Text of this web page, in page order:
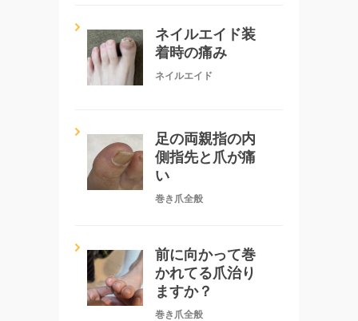
ネイルエイド装
着時の痛み
ネイルエイド
足の両親指の内
側指先と爪が痛
い
巻き爪全般
前に向かって巻
かれてる爪治り
ますか？
巻き爪全般